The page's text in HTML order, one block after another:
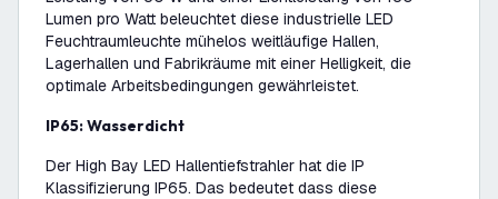
Lumen pro Watt beleuchtet diese industrielle LED
Feuchtraumleuchte mühelos weitläufige Hallen,
Lagerhallen und Fabrikräume mit einer Helligkeit, die
optimale Arbeitsbedingungen gewährleistet.
IP65: Wasserdicht
Der High Bay LED Hallentiefstrahler hat die IP
Klassifizierung IP65. Das bedeutet dass diese